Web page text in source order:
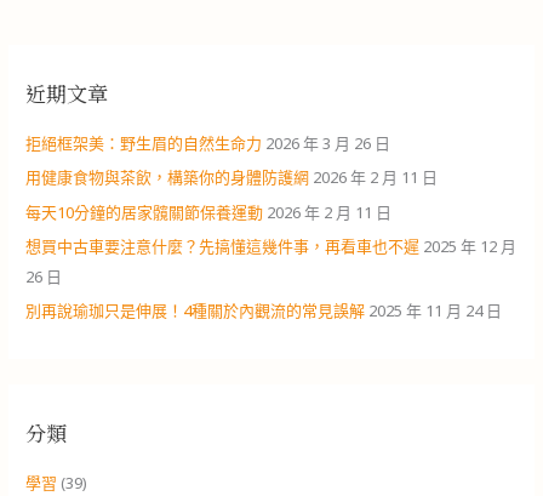
近期文章
拒絕框架美：野生眉的自然生命力 2026 年 3 月 26 日
用健康食物與茶飲，構築你的身體防護網 2026 年 2 月 11 日
每天10分鐘的居家髖關節保養運動 2026 年 2 月 11 日
想買中古車要注意什麼？先搞懂這幾件事，再看車也不遲 2025 年 12 月
26 日
別再說瑜珈只是伸展！4種關於內觀流的常見誤解 2025 年 11 月 24 日
分類
學習 (39)